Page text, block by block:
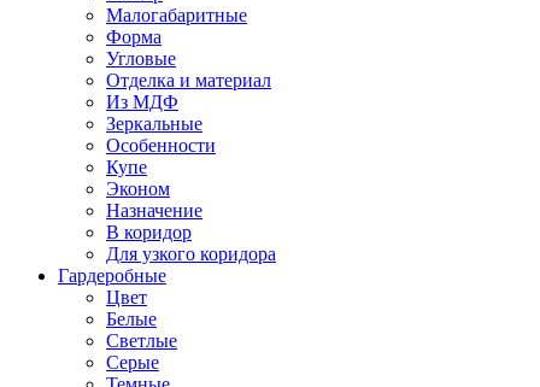
Малогабаритные
Форма
Угловые
Отделка и материал
Из МДФ
Зеркальные
Особенности
Купе
Эконом
Назначение
В коридор
Для узкого коридора
Гардеробные
Цвет
Белые
Светлые
Серые